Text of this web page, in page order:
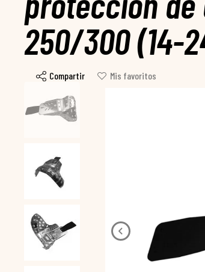
250/300 (14-
Compartir Mis favoritos